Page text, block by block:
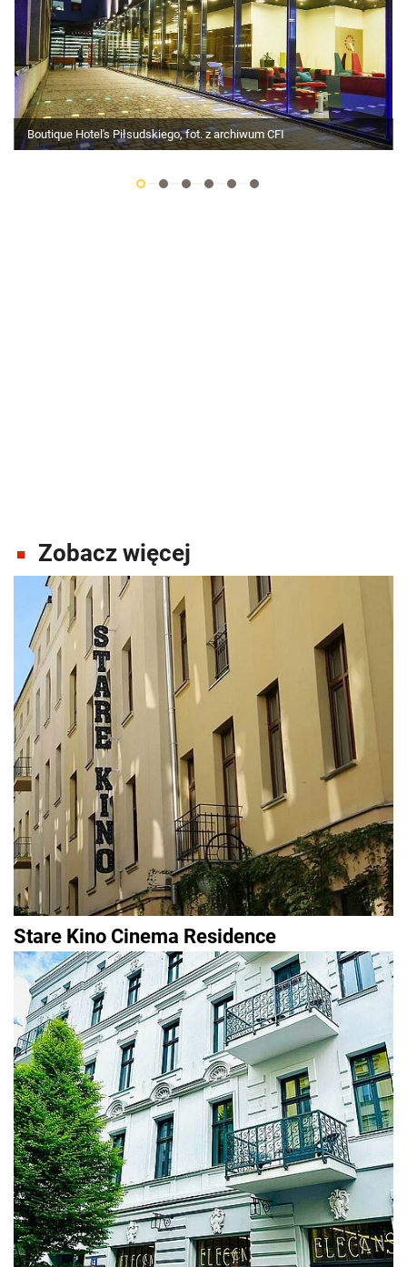
Boutique Hotel's Piłsudskiego, fot. z archiwum CFI
Zobacz więcej
Stare Kino Cinema Residence